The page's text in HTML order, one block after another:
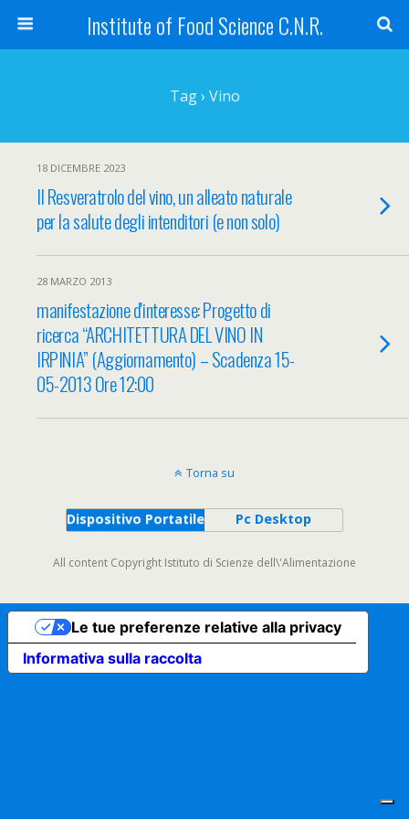
Institute of Food Science C.N.R.
Tag › Vino
18 DICEMBRE 2023
Il Resveratrolo del vino, un alleato naturale
per la salute degli intenditori (e non solo)
28 MARZO 2013
manifestazione d'interesse: Progetto di
ricerca “ARCHITETTURA DEL VINO IN
IRPINIA” (Aggiornamento) – Scadenza 15-
05-2013 Ore 12:00
Torna su
Dispositivo Portatile Pc Desktop
All content Copyright Istituto di Scienze dell\'Alimentazione
Informativa sulla raccolta
Le tue preferenze relative alla privacy